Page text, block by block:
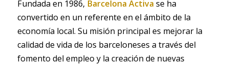
Fundada en 1986, Barcelona Activa se ha
convertido en un referente en el ámbito de la
economía local. Su misión principal es mejorar la
calidad de vida de los barceloneses a través del
fomento del empleo y la creación de nuevas